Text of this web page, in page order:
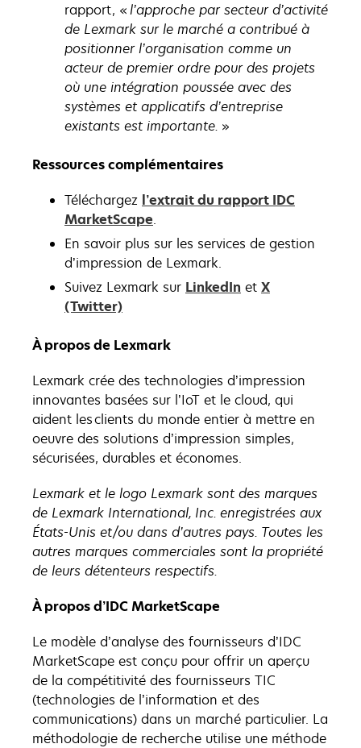
rapport, «l’approche par secteur d’activité
de Lexmark sur le marché a contribué à
positionner l’organisation comme un
acteur de premier ordre pour des projets
où une intégration poussée avec des
systèmes et applicatifs d’entreprise
existants est importante. »
Ressources complémentaires
Téléchargez l’extrait du rapport IDC
MarketScape.
En savoir plus sur les services de gestion
d’impression de Lexmark.
Suivez Lexmark sur LinkedIn s’ouvre
et X
(Twitter)s’ouvre
un
onglet
À propos de Lexmark
Lexmark crée des technologies d’impression
innovantes basées sur l’IoT et le cloud, qui
aident les clients du monde entier à mettre en
oeuvre des solutions d’impression simples,
sécurisées, durables et économes.
Lexmark et le logo Lexmark sont des marques
de Lexmark International, Inc. enregistrées aux
États-Unis et/ou dans d’autres pays. Toutes les
autres marques commerciales sont la propriété
de leurs détenteurs respectifs.
À propos d’IDC MarketScape
Le modèle d’analyse des fournisseurs d’IDC
MarketScape est conçu pour offrir un aperçu
de la compétitivité des fournisseurs TIC
(technologies de l’information et des
communications) dans un marché particulier. La
méthodologie de recherche utilise une méthode